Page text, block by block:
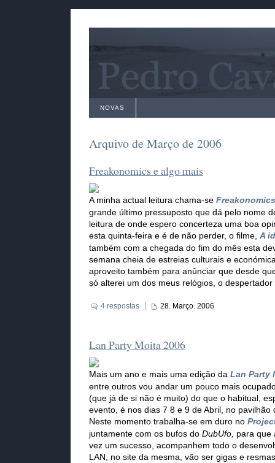
NOVAS
Arquivo de Março de 2006
Freakonomics e algo mais
A minha actual leitura chama-se Freakonomics
grande último pressuposto que dá pelo nome
leitura de onde espero concerteza uma boa
esta quinta-feira e é de não perder, o filme, A
também com a chegada do fim do mês esta
semana cheia de estreias culturais e
aproveito também para anûnciar que desde
só alterei um dos meus relógios, o
4 respostas 28. Março. 2006
Lan Party Moita 2006
Mais um ano e mais uma edição da Lan Party
entre outros vou andar um pouco mais
(que já de si não é muito) do que o habitual,
evento, é nos dias 7 8 e 9 de Abril, no pavilhão
Neste momento trabalha-se em duro no
juntamente com os bufos do DubUfo, para que
vez um sucesso, acompanhem todo o
LAN, no site da mesma, vão ser gigas e